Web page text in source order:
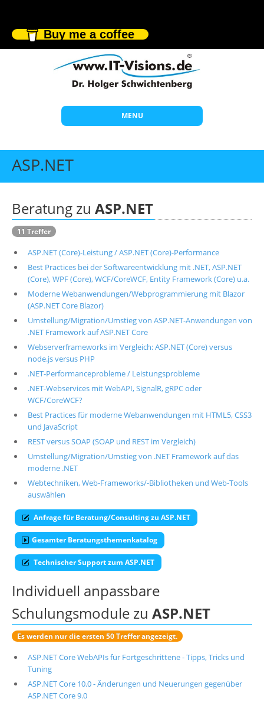
Buy me a coffee
MENU
Start
Individuelle Schulungen
Wissen
Über uns
Suche
ASP.NET
Beratung zu ASP.NET
11 Treffer
ASP.NET (Core)-Leistung / ASP.NET (Core)-Performance
Best Practices bei der Softwareentwicklung mit .NET, ASP.NET
(Core), WPF (Core), WCF/CoreWCF, Entity Framework (Core) u.a.
Moderne Webanwendungen/Webprogrammierung mit Blazor
(ASP.NET Core Blazor)
Umstellung/Migration/Umstieg von ASP.NET-Anwendungen von
.NET Framework auf ASP.NET Core
Webserverframeworks im Vergleich: ASP.NET (Core) versus
node.js versus PHP
.NET-Performanceprobleme / Leistungsprobleme
.NET-Webservices mit WebAPI, SignalR, gRPC oder
WCF/CoreWCF?
Best Practices für moderne Webanwendungen mit HTML5, CSS3
und JavaScript
REST versus SOAP (SOAP und REST im Vergleich)
Umstellung/Migration/Umstieg von .NET Framework auf das
moderne .NET
Webtechniken, Web-Frameworks/-Bibliotheken und Web-Tools
auswählen
Anfrage für Beratung/Consulting zu ASP.NET
Gesamter Beratungsthemenkatalog
Technischer Support zum ASP.NET
Individuell anpassbare
Schulungsmodule zu ASP.NET
Es werden nur die ersten 50 Treffer angezeigt.
ASP.NET Core WebAPIs für Fortgeschrittene - Tipps, Tricks und
Tuning
ASP.NET Core 10.0 - Änderungen und Neuerungen gegenüber
ASP.NET Core 9.0